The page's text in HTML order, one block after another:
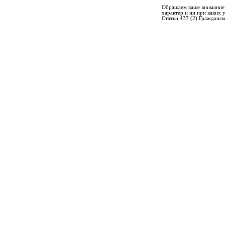
Обращаем ваше
характер и ни при каких
Статьи 437 (2)